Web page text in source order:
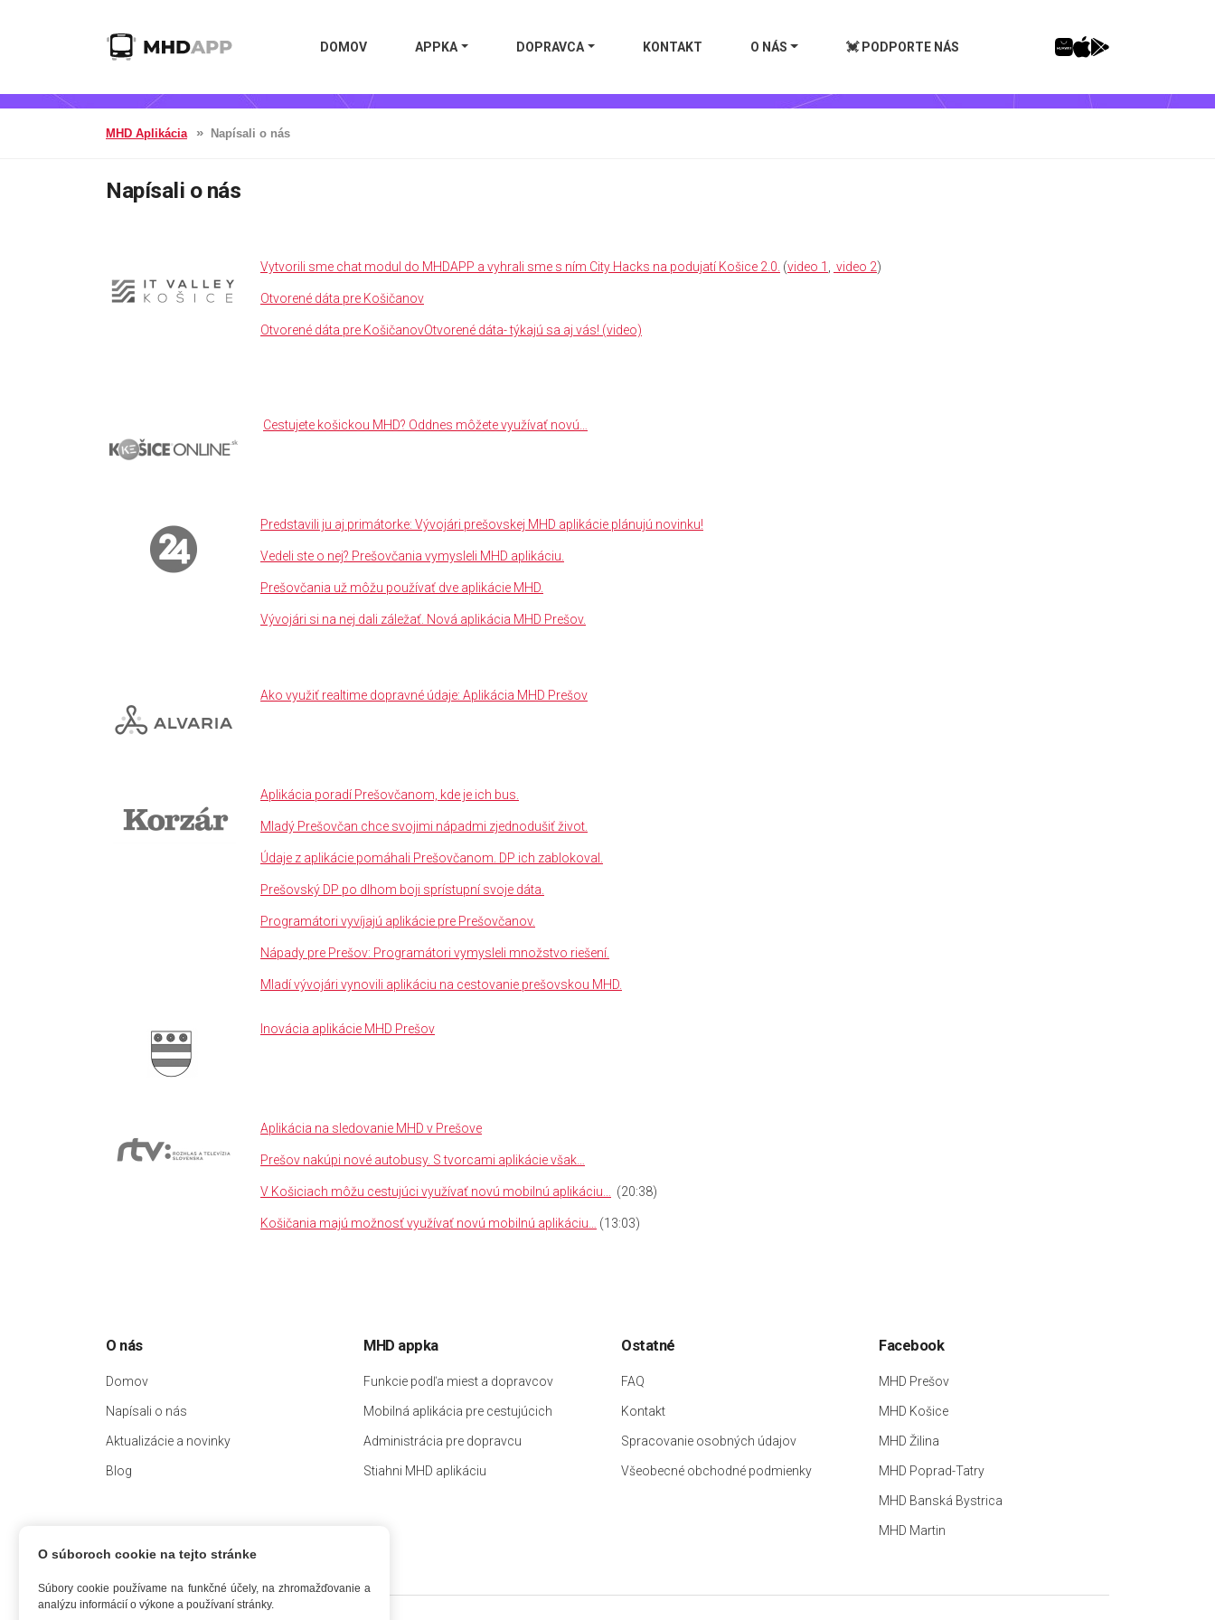
DOMOV APPKA DOPRAVCA KONTAKT O NÁS 💓 PODPORTE NÁS
MHD Aplikácia Napísali o nás
Napísali o nás
Vytvorili sme chat modul do MHDAPP a vyhrali sme s ním City Hacks na podujatí Košice 2.0. (video 1 video 2)
Otvorené dáta pre Košičanov
Otvorené dáta pre KošičanovOtvorené dáta- týkajú sa aj vás! (video)
Cestujete košickou MHD? Oddnes môžete využívať novú…
Predstavili ju aj primátorke: Vývojári prešovskej MHD aplikácie plánujú novinku!
Vedeli ste o nej? Prešovčania vymysleli MHD aplikáciu.
Prešovčania už môžu používať dve aplikácie MHD.
Vývojári si na nej dali záležať. Nová aplikácia MHD Prešov.
Ako využiť realtime dopravné údaje: Aplikácia MHD Prešov
Aplikácia poradí Prešovčanom, kde je ich bus.
Mladý Prešovčan chce svojimi nápadmi zjednodušiť život.
Údaje z aplikácie pomáhali Prešovčanom. DP ich zablokoval.
Prešovský DP po dlhom boji sprístupní svoje dáta.
Programátori vyvíjajú aplikácie pre Prešovčanov.
Nápady pre Prešov: Programátori vymysleli množstvo riešení.
Mladí vývojári vynovili aplikáciu na cestovanie prešovskou MHD.
Inovácia aplikácie MHD Prešov
Aplikácia na sledovanie MHD v Prešove
Prešov nakúpi nové autobusy. S tvorcami aplikácie však…
V Košiciach môžu cestujúci využívať novú mobilnú aplikáciu… (20:38)
Košičania majú možnosť využívať novú mobilnú aplikáciu… (13:03)
O nás
Domov
Napísali o nás
Aktualizácie a novinky
Blog
MHD appka
Funkcie podľa miest a dopravcov
Mobilná aplikácia pre cestujúcich
Administrácia pre dopravcu
Stiahni MHD aplikáciu
Ostatné
FAQ
Kontakt
Spracovanie osobných údajov
Všeobecné obchodné podmienky
Facebook
MHD Prešov
MHD Košice
MHD Žilina
MHD Poprad-Tatry
MHD Banská Bystrica
MHD Martin
O súboroch cookie na tejto stránke
Súbory cookie používame na funkčné účely, na zhromažďovanie a
analýzu informácií o výkone a používaní stránky.